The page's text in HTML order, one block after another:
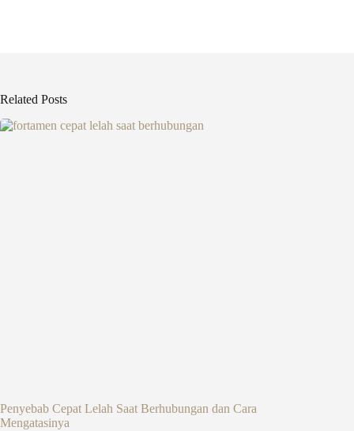
Related Posts
Penyebab Cepat Lelah Saat Berhubungan dan Cara
Mengatasinya